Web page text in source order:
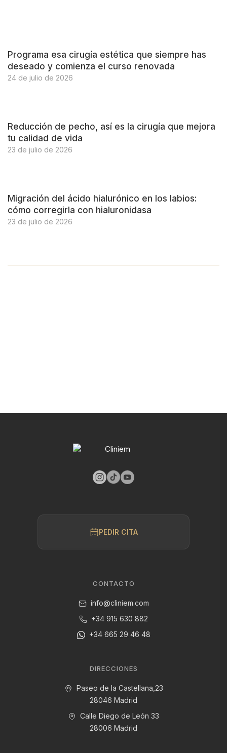
Programa esa cirugía estética que siempre has
deseado y comienza el curso renovada
24 de julio de 2026
Reducción de pecho, así es la cirugía que mejora
tu calidad de vida
23 de julio de 2026
Migración del ácido hialurónico en los labios:
cómo corregirla con hialuronidasa
23 de julio de 2026
PEDIR CITA
CONTACTO
info@cliniem.com
+34 915 630 882
+34 665 29 46 48
DIRECCIONES
Paseo de la Castellana,23
28046 Madrid
Calle Diego de León 33
28006 Madrid